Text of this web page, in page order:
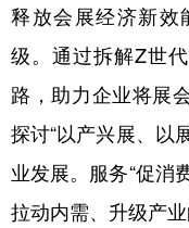
释放会展经济新效
级。通过拆解Z世
路，助力企业将展
探讨“以产兴展、以
业发展。服务“促消
拉动内需、升级产业